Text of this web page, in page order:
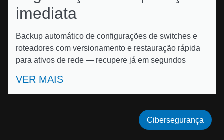
imediata
Backup automático de configurações de switches e
roteadores com versionamento e restauração rápida
para ativos de rede — recupere já em segundos
VER MAIS
Cibersegurança